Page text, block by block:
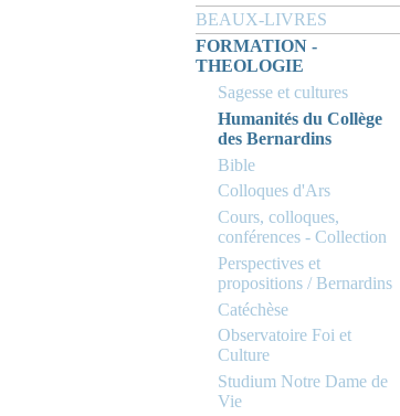
BEAUX-LIVRES
FORMATION -
THEOLOGIE
Sagesse et cultures
Humanités du Collège
des Bernardins
Bible
Colloques d'Ars
Cours, colloques,
conférences - Collection
Perspectives et
propositions / Bernardins
Catéchèse
Observatoire Foi et
Culture
Studium Notre Dame de
Vie